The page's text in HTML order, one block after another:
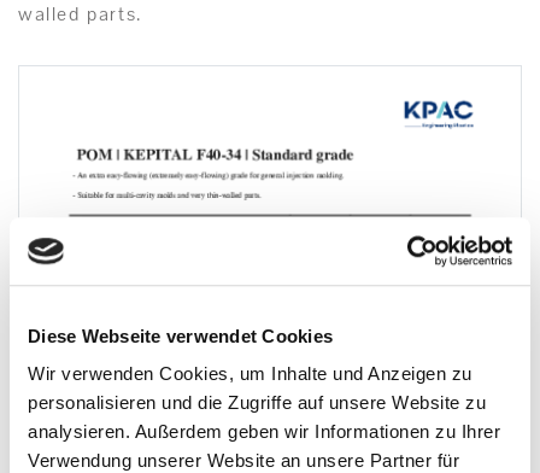
Diese Webseite verwendet Cookies
Wir verwenden Cookies, um Inhalte und Anzeigen zu
personalisieren und die Zugriffe auf unsere Website zu
analysieren. Außerdem geben wir Informationen zu Ihrer
Verwendung unserer Website an unsere Partner für
walled parts.